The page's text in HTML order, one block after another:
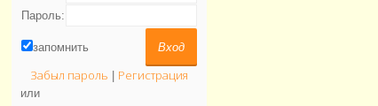
Пароль:
запомнить
Забыл пароль Регистрация
или